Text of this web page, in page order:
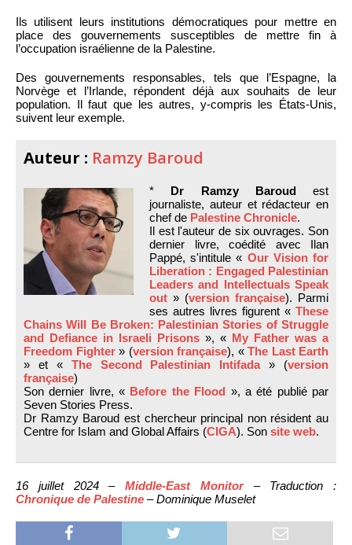
Ils utilisent leurs institutions démocratiques pour mettre en
place des gouvernements susceptibles de mettre fin à
l’occupation israélienne de la Palestine.
Des gouvernements responsables, tels que l’Espagne, la
Norvège et l’Irlande, répondent déjà aux souhaits de leur
population. Il faut que les autres, y-compris les États-Unis,
suivent leur exemple.
Auteur : Ramzy Baroud
* Dr Ramzy Baroudest
journaliste, auteur et rédacteur en
chef de Palestine Chronicle.
Il est l'auteur de six ouvrages. Son
dernier livre, coédité avec Ilan
Pappé, s'intitule « Our Vision for
Liberation : Engaged Palestinian
Leaders and Intellectuals Speak
out » (version française). Parmi
ses autres livres figurent « These
Chains Will Be Broken: Palestinian Stories of Struggle
and Defiance in Israeli Prisons », « My Father was a
Freedom Fighter» (version française), « The Last Earth
» et « The Second Palestinian Intifada» (version
française)
Son dernier livre, « Before the Flood », a été publié par
Seven Stories Press.
Dr Ramzy Baroud est chercheur principal non résident au
Centre for Islam and Global Affairs (CIGA). Son site web.
16 juillet 2024 – Middle-East Monitor– Traduction :
Chronique de Palestine – Dominique Muselet